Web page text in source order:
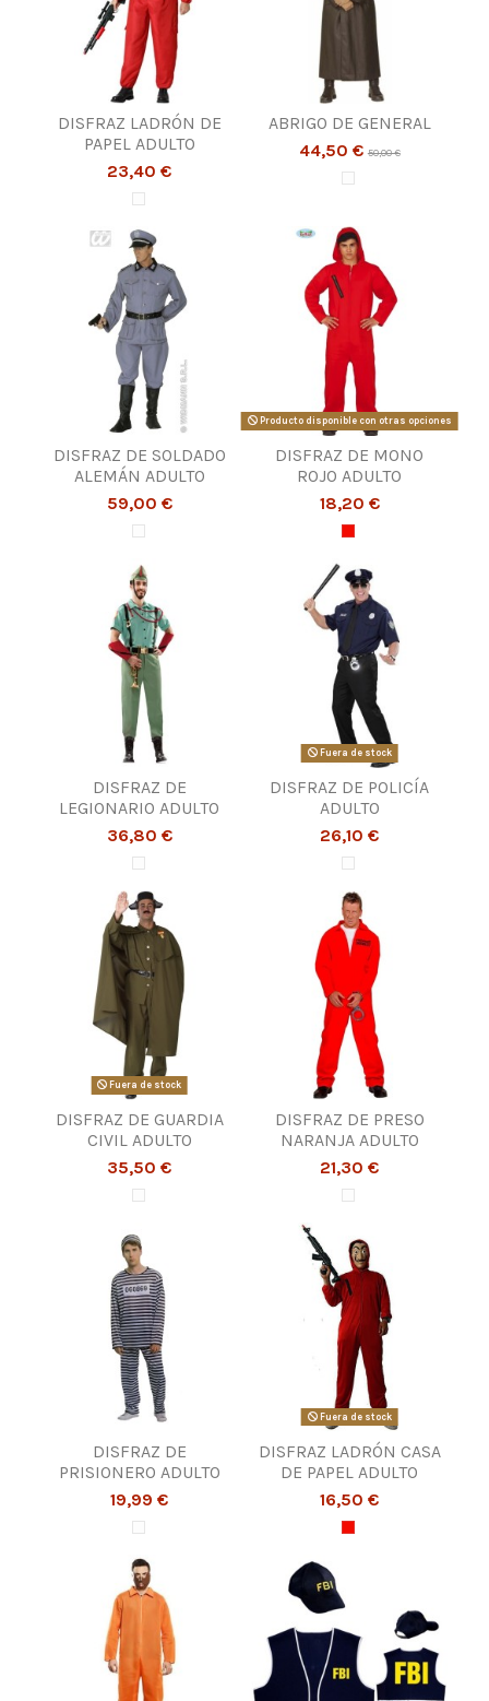
DISFRAZ LADRÓN DE
PAPEL ADULTO
23,40 €
ABRIGO DE GENERAL
44,50 € 50,00 €
DISFRAZ DE SOLDADO
ALEMÁN ADULTO
59,00 €
Producto disponible con otras opciones
DISFRAZ DE MONO
ROJO ADULTO
18,20 €
DISFRAZ DE
LEGIONARIO ADULTO
36,80 €
Fuera de stock
DISFRAZ DE POLICÍA
ADULTO
26,10 €
Fuera de stock
DISFRAZ DE GUARDIA
CIVIL ADULTO
35,50 €
DISFRAZ DE PRESO
NARANJA ADULTO
21,30 €
DISFRAZ DE
PRISIONERO ADULTO
19,99 €
Fuera de stock
DISFRAZ LADRÓN CASA
DE PAPEL ADULTO
16,50 €